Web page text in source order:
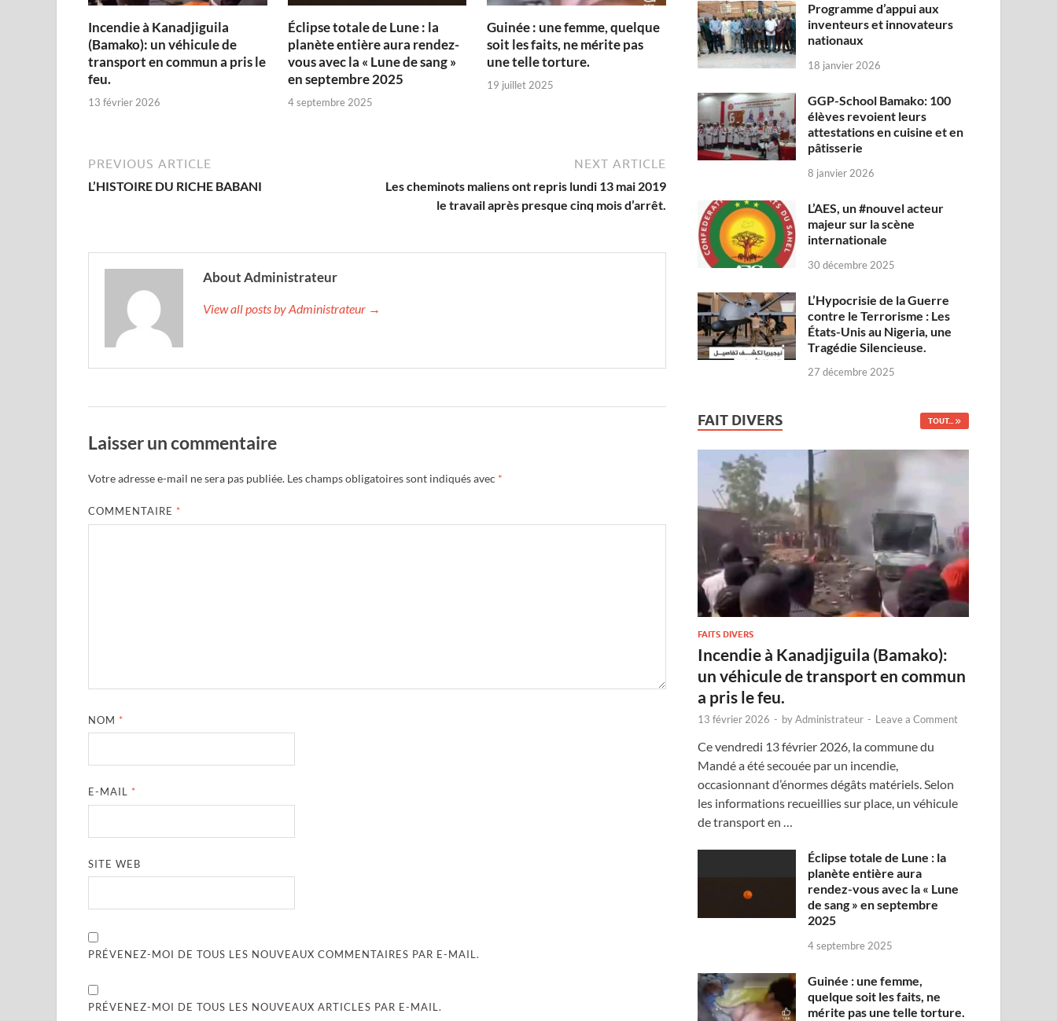
Incendie à Kanadjiguila
(Bamako): un véhicule de
transport en commun a pris le
feu.
13 février 2026
Éclipse totale de Lune : la
planète entière aura rendez-
vous avec la « Lune de sang »
en septembre 2025
4 septembre 2025
Guinée : une femme, quelque
soit les faits, ne mérite pas
une telle torture.
19 juillet 2025
PREVIOUS ARTICLE
L’HISTOIRE DU RICHE BABANI
NEXT ARTICLE
Les cheminots maliens ont repris lundi 13 mai 2019
le travail après presque cinq mois d’arrêt.
About Administrateur
View all posts by Administrateur →
Laisser un commentaire
Votre adresse e-mail ne sera pas publiée. Les champs obligatoires sont indiqués avec *
COMMENTAIRE *
NOM *
E-MAIL *
SITE WEB
PRÉVENEZ-MOI DE TOUS LES NOUVEAUX COMMENTAIRES PAR E-MAIL.
PRÉVENEZ-MOI DE TOUS LES NOUVEAUX ARTICLES PAR E-MAIL.
Programme d’appui aux
inventeurs et innovateurs
nationaux
18 janvier 2026
GGP-School Bamako: 100
élèves revoient leurs
attestations en cuisine et en
pâtisserie
8 janvier 2026
L’AES, un #nouvel acteur
majeur sur la scène
internationale
30 décembre 2025
L’Hypocrisie de la Guerre
contre le Terrorisme : Les
États-Unis au Nigeria, une
Tragédie Silencieuse.
27 décembre 2025
FAIT DIVERS TOUT...
FAITS DIVERS
Incendie à Kanadjiguila (Bamako):
un véhicule de transport en commun
a pris le feu.
13 février 2026 - byAdministrateur - Leave a Comment
Ce vendredi 13 février 2026, la commune du
Mandé a été secouée par un incendie,
occasionnant d’énormes dégâts matériels. Selon
les informations recueillies sur place, un véhicule
de transport en …
Éclipse totale de Lune : la
planète entière aura
rendez-vous avec la « Lune
de sang » en septembre
2025
4 septembre 2025
Guinée : une femme,
quelque soit les faits, ne
mérite pas une telle torture.